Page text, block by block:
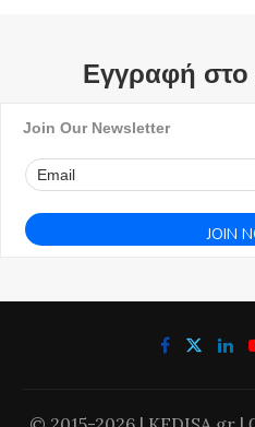
Εγγραφή
Join Our Newsletter